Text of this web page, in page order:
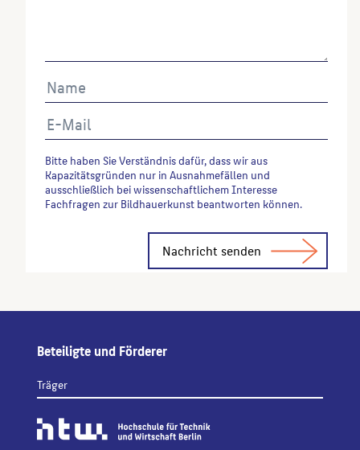
Bitte haben Sie Verständnis dafür, dass wir aus
Kapazitätsgründen nur in Ausnahmefällen und
ausschließlich bei wissenschaftlichem Interesse
Fachfragen zur Bildhauerkunst beantworten können.
Beteiligte und Förderer
Träger